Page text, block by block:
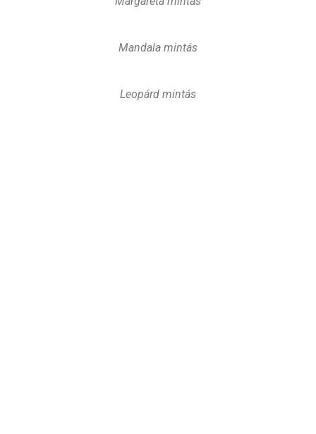
Mandala mintás
Leopárd mintás